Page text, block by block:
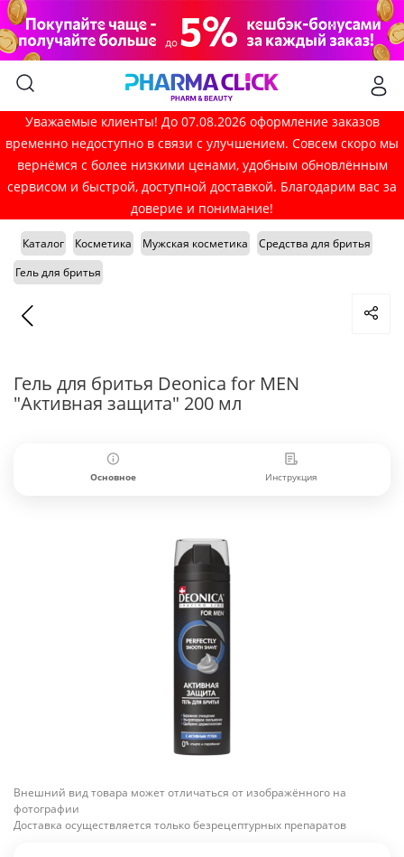
Уважаемые клиенты! До 07.08.2026 оформление заказов
временно недоступно в связи с улучшением. Совсем скоро мы
вернёмся с более низкими ценами, удобным обновлённым
сервисом и быстрой, доступной доставкой. Благодарим вас за
доверие и понимание!
Каталог Косметика Мужская косметика
Средства для бритья
Гель для бритья
Гель для бритья Deonica for MEN
"Активная защита" 200 мл
Основное Инструкция
Внешний вид товара может отличаться от изображённого на
фотографии
Доставка осуществляется только безрецептурных препаратов